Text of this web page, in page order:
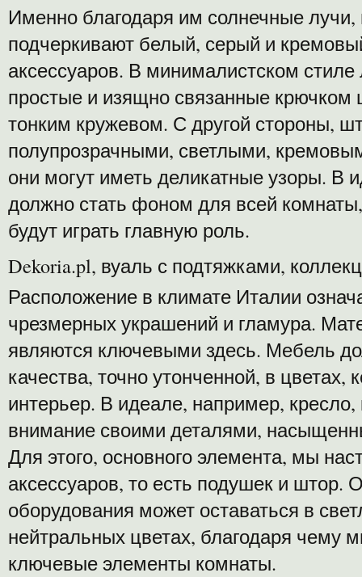
Именно благодаря им солнечные
подчеркивают белый, серый и
аксессуаров. В минималистском
простые и изящно связанные
тонким кружевом. С другой стороны,
полупрозрачными, светлыми,
они могут иметь деликатные узоры. В
должно стать фоном для всей
будут играть главную роль.
Dekoria.pl, вуаль с подтяжками,
Расположение в климате Италии
чрезмерных украшений и гламура.
являются ключевыми здесь. Мебель
качества, точно утонченной, в цветах,
интерьер. В идеале, например, кресло,
внимание своими деталями,
Для этого, основного элемента, мы
аксессуаров, то есть подушек и штор.
оборудования может оставаться в
нейтральных цветах, благодаря чему
ключевые элементы комнаты.